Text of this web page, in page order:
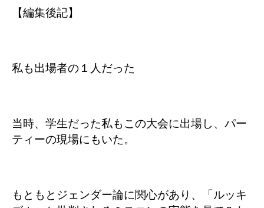
【編集後記】
私も出場者の１人だった
当時、学生だった私もこの大会に出場し、パー
ティーの現場にもいた。
もともとジェンダー論に関心があり、「ルッキ